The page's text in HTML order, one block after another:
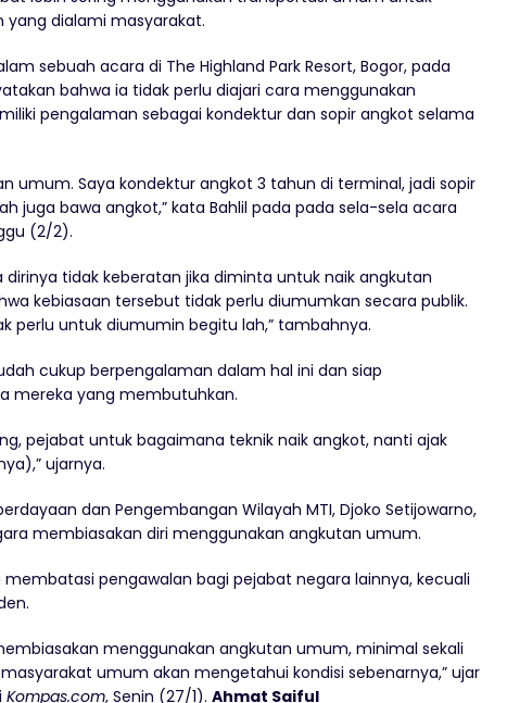
dialami masyarakat.
sebuah acara di The Highland Park Resort, Bogor, pada
bahwa ia tidak perlu diajari cara menggunakan
pengalaman sebagai kondektur dan sopir angkot selama
umum. Saya kondektur angkot 3 tahun di terminal, jadi sopir
juga bawa angkot,” kata Bahlil pada pada sela-sela acara
(2/2).
tidak keberatan jika diminta untuk naik angkutan
kebiasaan tersebut tidak perlu diumumkan secara publik.
perlu untuk diumumin begitu lah,” tambahnya.
cukup berpengalaman dalam hal ini dan siap
mereka yang membutuhkan.
pejabat untuk bagaimana teknik naik angkot, nanti ajak
ujarnya.
dan Pengembangan Wilayah MTI, Djoko Setijowarno,
membiasakan diri menggunakan angkutan umum.
pengawalan bagi pejabat negara lainnya, kecuali
menggunakan angkutan umum, minimal sekali
umum akan mengetahui kondisi sebenarnya,” ujar
Kompas.com, Senin (27/1). Ahmat Saiful